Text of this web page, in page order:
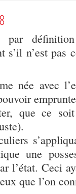
par
n’est pas
née avec
que ce
une
l’état. Ceci
que l’on